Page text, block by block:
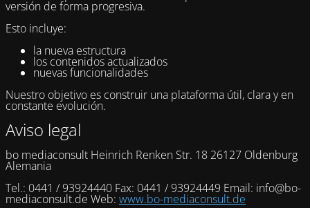
versión de forma progresiva.
Esto incluye:
la nueva estructura
los contenidos actualizados
nuevas funcionalidades
Nuestro objetivo es construir una plataforma útil, clara y en
constante evolución.
Aviso legal
bo mediaconsult Heinrich Renken Str. 18 26127 Oldenburg
Alemania
Tel.: 0441 / 93924440 Fax: 0441 / 93924449 Email: info@bo-
mediaconsult.de Web: www.bo-mediaconsult.de